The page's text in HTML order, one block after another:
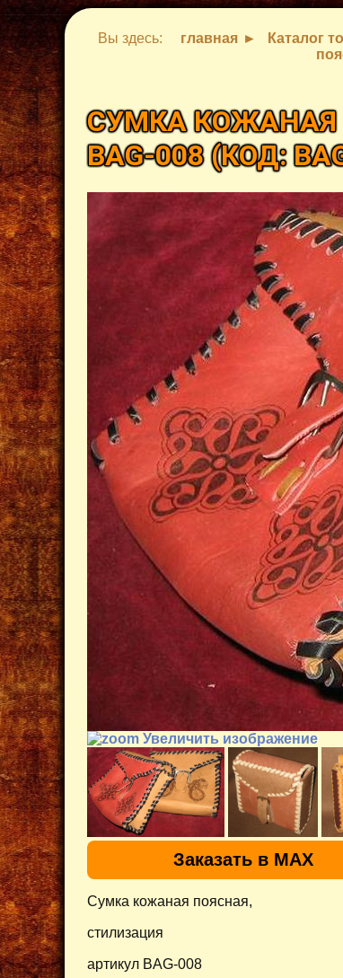
Вы здесь: главная Каталог
СУМКА КОЖАНАЯ
BAG-008(КОД:
Увеличить изображение
Заказать в MAX
Сумка кожаная поясная,
стилизация
артикул BAG-008